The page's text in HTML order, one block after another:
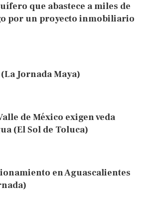
que abastece a miles de
por un proyecto inmobiliario
Jornada Maya)
de México exigen veda
(El Sol de Toluca)
en Aguascalientes